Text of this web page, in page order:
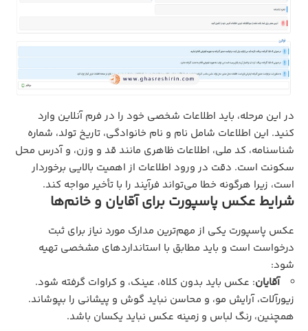
در این مرحله، باید اطلاعات شخصی خود را در فرم آنلاین وارد
کنید. این اطلاعات شامل نام و نام خانوادگی، تاریخ تولد، شماره
شناسنامه، کد ملی، اطلاعات ظاهری مانند قد و وزن، و آدرس محل
سکونت است. دقت در ورود اطلاعات از اهمیت بالایی برخوردار
است، زیرا هرگونه خطا می‌تواند فرآیند را با تأخیر مواجه کند.
شرایط عکس پاسپورت برای آقایان و خانم‌ها
عکس پاسپورت یکی از مهم‌ترین مدارک مورد نیاز برای ثبت
درخواست است و باید مطابق با استانداردهای مشخصی تهیه
شود:
آقایان: عکس باید بدون کلاه، عینک، و کراوات گرفته شود.
زیورآلات، آرایش مو، و محاسن نباید گوش و پیشانی را بپوشاند.
همچنین، رنگ لباس و زمینه عکس نباید یکسان باشد.